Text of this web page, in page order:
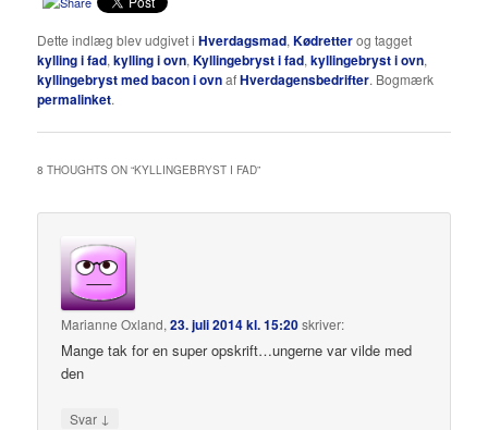
Dette indlæg blev udgivet iHverdagsmad,Kødretterog tagget
kylling i fad,kylling i ovn,Kyllingebryst i fad,kyllingebryst i ovn,
kyllingebryst med bacon i ovnafHverdagensbedrifter. Bogmærk
permalinket.
8 THOUGHTS ON “KYLLINGEBRYST I FAD”
Marianne Oxland,23. juli 2014 kl. 15:20skriver:
Mange tak for en super opskrift…ungerne var vilde med
den
Svar ↓